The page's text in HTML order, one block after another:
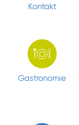
Kontakt
Gastronomie